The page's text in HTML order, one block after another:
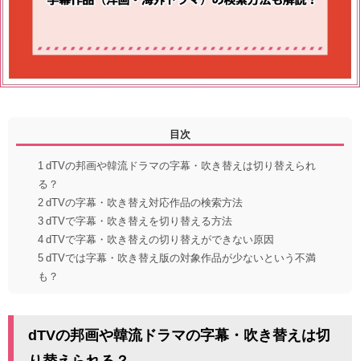
目次
1 dTVの邦画や韓流ドラマの字幕・吹き替えは切り替えられ
る？
2dTVの字幕・吹き替え対応作品の検索方法
3dTVで字幕・吹き替えを切り替える方法
4dTVで字幕・吹き替えの切り替えができない原因
5dTVでは字幕・吹き替え版の対象作品が少ないという不満
も？
dTVの邦画や韓流ドラマの字幕・吹き替えは切